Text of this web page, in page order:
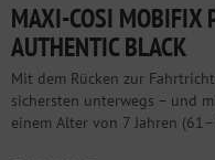
MAXI-COSI MOBIFIX
AUTHENTIC BLACK
Mit dem Rücken zur
sichersten unterwegs – und
einem Alter von 7 Jahren